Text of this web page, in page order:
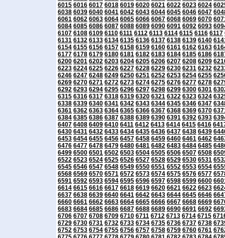
6015 6016 6017 6018 6019 6020 6021 6022 6023 6024
6038 6039 6040 6041 6042 6043 6044 6045 6046 6047
6061 6062 6063 6064 6065 6066 6067 6068 6069 6070
6084 6085 6086 6087 6088 6089 6090 6091 6092 6093
6107 6108 6109 6110 6111 6112 6113 6114 6115 6116 6117
6131 6132 6133 6134 6135 6136 6137 6138 6139 6140
6154 6155 6156 6157 6158 6159 6160 6161 6162 6163
6177 6178 6179 6180 6181 6182 6183 6184 6185 6186
6200 6201 6202 6203 6204 6205 6206 6207 6208 6209
6223 6224 6225 6226 6227 6228 6229 6230 6231 6232
6246 6247 6248 6249 6250 6251 6252 6253 6254 6255
6269 6270 6271 6272 6273 6274 6275 6276 6277 6278
6292 6293 6294 6295 6296 6297 6298 6299 6300 6301
6315 6316 6317 6318 6319 6320 6321 6322 6323 6324
6338 6339 6340 6341 6342 6343 6344 6345 6346 6347
6361 6362 6363 6364 6365 6366 6367 6368 6369 6370
6384 6385 6386 6387 6388 6389 6390 6391 6392 6393
6407 6408 6409 6410 6411 6412 6413 6414 6415 6416
6430 6431 6432 6433 6434 6435 6436 6437 6438 6439
6453 6454 6455 6456 6457 6458 6459 6460 6461 6462
6476 6477 6478 6479 6480 6481 6482 6483 6484 6485
6499 6500 6501 6502 6503 6504 6505 6506 6507 6508
6522 6523 6524 6525 6526 6527 6528 6529 6530 6531
6545 6546 6547 6548 6549 6550 6551 6552 6553 6554
6568 6569 6570 6571 6572 6573 6574 6575 6576 6577
6591 6592 6593 6594 6595 6596 6597 6598 6599 6600
6614 6615 6616 6617 6618 6619 6620 6621 6622 6623
6637 6638 6639 6640 6641 6642 6643 6644 6645 6646
6660 6661 6662 6663 6664 6665 6666 6667 6668 6669
6683 6684 6685 6686 6687 6688 6689 6690 6691 6692
6706 6707 6708 6709 6710 6711 6712 6713 6714 6715
6729 6730 6731 6732 6733 6734 6735 6736 6737 6738
6752 6753 6754 6755 6756 6757 6758 6759 6760 6761